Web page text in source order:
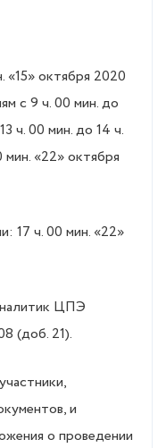
«15» октября 2020
с 9 ч. 00 мин. до
ч. 00 мин. до 14 ч.
мин. «22» октября
17 ч. 00 мин. «22»
ЦПЭ
(доб. 21).
и
о проведении